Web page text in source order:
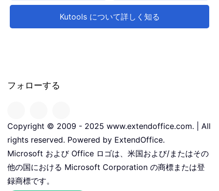
Kutools について詳しく知る
フォローする
Copyright © 2009 - 2025 www.extendoffice.com. | All
rights reserved. Powered by ExtendOffice.
Microsoft および Office ロゴは、米国および/またはその
他の国における Microsoft Corporation の商標または登
録商標です。